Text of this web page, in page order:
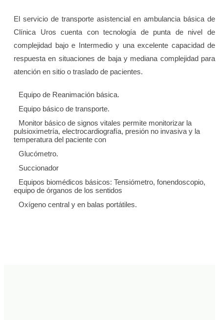
El servicio de transporte asistencial en ambulancia básica de
Clínica Uros cuenta con tecnología de punta de nivel de
complejidad bajo e Intermedio y una excelente capacidad de
respuesta en situaciones de baja y mediana complejidad para
atención en sitio o traslado de pacientes.
Equipo de Reanimación básica.
Equipo básico de transporte.
Monitor básico de signos vitales permite monitorizar la
pulsioximetría, electrocardiografía, presión no invasiva y la
temperatura del paciente con
Glucómetro.
Succionador
Equipos biomédicos básicos: Tensiómetro, fonendoscopio,
equipo de órganos de los sentidos
Oxígeno central y en balas portátiles.